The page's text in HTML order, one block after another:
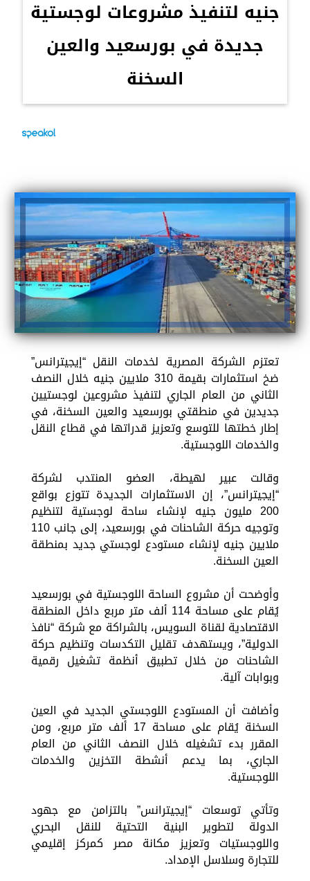
جنيه لتنفيذ مشروعات لوجستية
جديدة في بورسعيد والعين
السخنة
تعتزم الشركة المصرية لخدمات النقل “إيجيترانس”
ضخ استثمارات بقيمة 310 ملايين جنيه خلال النصف
الثاني من العام الجاري لتنفيذ مشروعين لوجستيين
جديدين في منطقتي بورسعيد والعين السخنة، في
إطار خطتها للتوسع وتعزيز قدراتها في قطاع النقل
والخدمات اللوجستية.
وقالت عبير لهيطة، العضو المنتدب لشركة
“إيجيترانس”، إن الاستثمارات الجديدة تتوزع بواقع
200 مليون جنيه لإنشاء ساحة لوجستية لتنظيم
وتوجيه حركة الشاحنات في بورسعيد، إلى جانب 110
ملايين جنيه لإنشاء مستودع لوجستي جديد بمنطقة
العين السخنة.
وأوضحت أن مشروع الساحة اللوجستية في بورسعيد
يُقام على مساحة 114 ألف متر مربع داخل المنطقة
الاقتصادية لقناة السويس، بالشراكة مع شركة “نافذ
الدولية”، ويستهدف تقليل التكدسات وتنظيم حركة
الشاحنات من خلال تطبيق أنظمة تشغيل رقمية
وبوابات آلية.
وأضافت أن المستودع اللوجستي الجديد في العين
السخنة يُقام على مساحة 17 ألف متر مربع، ومن
المقرر بدء تشغيله خلال النصف الثاني من العام
الجاري، بما يدعم أنشطة التخزين والخدمات
اللوجستية.
وتأتي توسعات “إيجيترانس” بالتزامن مع جهود
الدولة لتطوير البنية التحتية للنقل البحري
واللوجستيات وتعزيز مكانة مصر كمركز إقليمي
للتجارة وسلاسل الإمداد.